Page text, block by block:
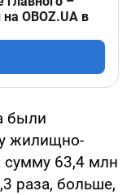
OBOZ.UA в
были
жилищно-
63,4 млн
раза, больше,